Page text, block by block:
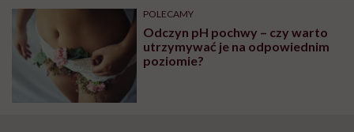
może chyba tylko
głupota i brak
wyobraźni"
pracy
POLECAMY
Odczyn pH pochwy – czy warto
utrzymywać je na odpowiednim
poziomie?